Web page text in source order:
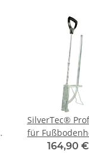
SilverTec®
für
alle164,90 €